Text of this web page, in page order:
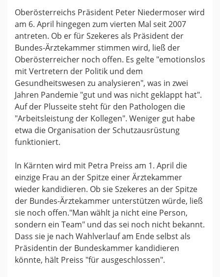
Oberösterreichs Präsident Peter Niedermoser wird
am 6. April hingegen zum vierten Mal seit 2007
antreten. Ob er für Szekeres als Präsident der
Bundes-Ärztekammer stimmen wird, ließ der
Oberösterreicher noch offen. Es gelte "emotionslos
mit Vertretern der Politik und dem
Gesundheitswesen zu analysieren", was in zwei
Jahren Pandemie "gut und was nicht geklappt hat".
Auf der Plusseite steht für den Pathologen die
"Arbeitsleistung der Kollegen". Weniger gut habe
etwa die Organisation der Schutzausrüstung
funktioniert.
In Kärnten wird mit Petra Preiss am 1. April die
einzige Frau an der Spitze einer Ärztekammer
wieder kandidieren. Ob sie Szekeres an der Spitze
der Bundes-Ärztekammer unterstützen würde, ließ
sie noch offen."Man wählt ja nicht eine Person,
sondern ein Team" und das sei noch nicht bekannt.
Dass sie je nach Wahlverlauf am Ende selbst als
Präsidentin der Bundeskammer kandidieren
könnte, hält Preiss "für ausgeschlossen".